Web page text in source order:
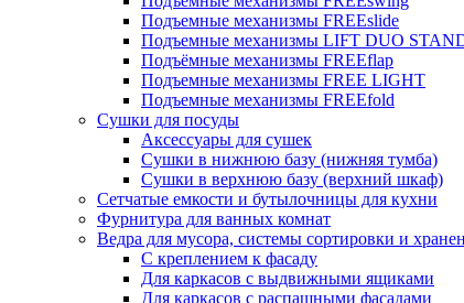
Подъемные механизмы FREEslide
Подъемные механизмы LIFT DUO
Подъёмные механизмы FREEflap
Подъемные механизмы FREE LIGHT
Подъемные механизмы FREEfold
Сушки для посуды
Аксессуары для сушек
Сушки в нижнюю базу (нижняя тумба)
Сушки в верхнюю базу (верхний шкаф)
Сетчатые емкости и бутылочницы для кухни
Фурнитура для ванных комнат
Ведра для мусора, системы сортировки и
С креплением к фасаду
Для каркасов с выдвижными ящиками
Для каркасов с распашными фасадами